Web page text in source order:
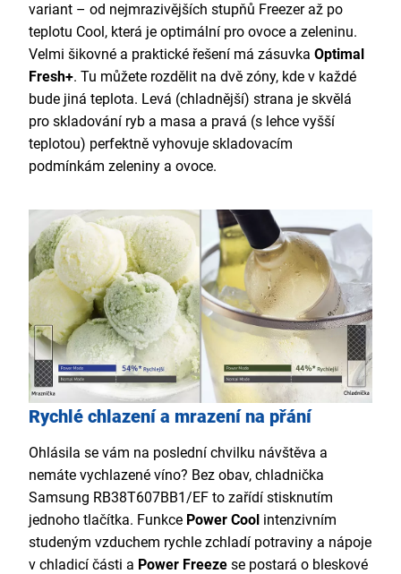
variant – od nejmrazivějších stupňů Freezer až po
teplotu Cool, která je optimální pro ovoce a zeleninu.
Velmi šikovné a praktické řešení má zásuvka Optimal
Fresh+. Tu můžete rozdělit na dvě zóny, kde v každé
bude jiná teplota. Levá (chladnější) strana je skvělá
pro skladování ryb a masa a pravá (s lehce vyšší
teplotou) perfektně vyhovuje skladovacím
podmínkám zeleniny a ovoce.
Rychlé chlazení a mrazení na přání
Ohlásila se vám na poslední chvilku návštěva a
nemáte vychlazené víno? Bez obav, chladnička
Samsung RB38T607BB1/EF to zařídí stisknutím
jednoho tlačítka. Funkce Power Cool intenzivním
studeným vzduchem rychle zchladí potraviny a nápoje
v chladicí části a Power Freeze se postará o bleskové